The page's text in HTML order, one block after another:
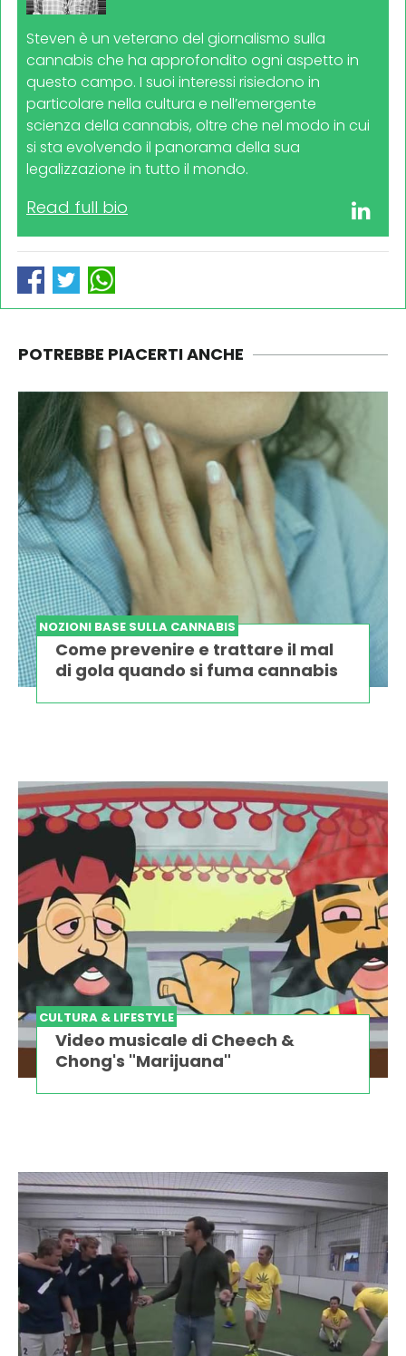
Steven è un veterano del giornalismo sulla
cannabis che ha approfondito ogni aspetto in
questo campo. I suoi interessi risiedono in
particolare nella cultura e nell’emergente
scienza della cannabis, oltre che nel modo in cui
si sta evolvendo il panorama della sua
legalizzazione in tutto il mondo.
Read full bio
POTREBBE PIACERTI ANCHE
NOZIONI BASE SULLA CANNABIS
Come prevenire e trattare il mal
di gola quando si fuma cannabis
CULTURA & LIFESTYLE
Video musicale di Cheech &
Chong's "Marijuana"